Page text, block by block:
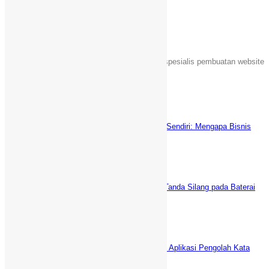
Sebuah unit usaha yang bergerak dalam jasa spesialis pembuatan website
Keuntungan Punya Toko Online Sendiri: Mengapa Bisnis
5 Cara AMPUH Menghilangkan Tanda Silang pada Baterai
WPS Office vs Microsoft Office: Aplikasi Pengolah Kata